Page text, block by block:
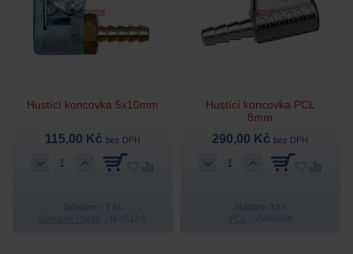
Hustící koncovka 5x10mm
115,00 Kč bez DPH
Skladem > 5 ks
Hustící koncovka PCL
8mm
290,00 Kč bez DPH
Skladem 3 ks